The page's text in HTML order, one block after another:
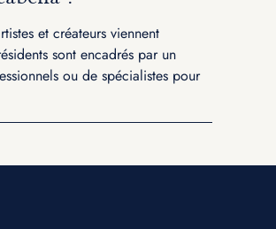
et créateurs viennent
sont encadrés par un
ou de spécialistes pour